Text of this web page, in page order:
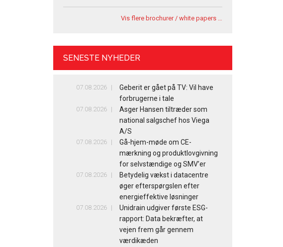
Vis flere brochurer / white papers …
SENESTE NYHEDER
07.08.2026
Geberit er gået på TV: Vil have
forbrugerne i tale
07.08.2026
Asger Hansen tiltræder som
national salgschef hos Viega
A/S
07.08.2026
Gå-hjem-møde om CE-
mærkning og produktlovgivning
for selvstændige og SMV’er
07.08.2026
Betydelig vækst i datacentre
øger efterspørgslen efter
energieffektive løsninger
07.08.2026
Unidrain udgiver første ESG-
rapport: Data bekræfter, at
vejen frem går gennem
værdikæden